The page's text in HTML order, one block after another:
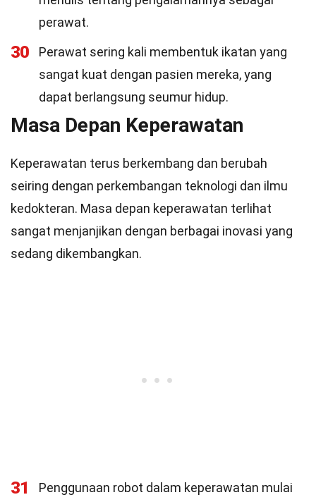
perawat.
30
Perawat sering kali membentuk ikatan yang
sangat kuat dengan pasien mereka, yang
dapat berlangsung seumur hidup.
Masa Depan Keperawatan
Keperawatan terus berkembang dan berubah
seiring dengan perkembangan teknologi dan ilmu
kedokteran. Masa depan keperawatan terlihat
sangat menjanjikan dengan berbagai inovasi yang
sedang dikembangkan.
31
Penggunaan robot dalam keperawatan mulai